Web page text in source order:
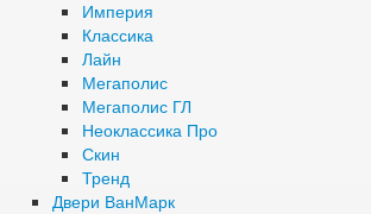
Империя
Классика
Лайн
Мегаполис
Мегаполис ГЛ
Неоклассика Про
Скин
Тренд
Двери ВанМарк